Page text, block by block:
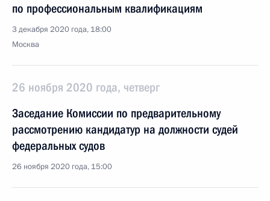
по профессиональным квалификациям
3 декабря 2020 года, 18:00
Москва
26 ноября 2020 года, четверг
Заседание Комиссии по предварительному
рассмотрению кандидатур на должности судей
федеральных судов
26 ноября 2020 года, 15:00